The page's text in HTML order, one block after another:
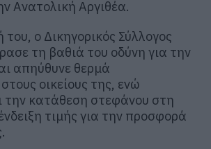
Ανατολική Αργιθέα.
ο Δικηγορικός Σύλλογος
τη βαθιά του οδύνη για την
απηύθυνε θερμά
οικείους της, ενώ
την κατάθεση στεφάνου στη
τιμής για την προσφορά